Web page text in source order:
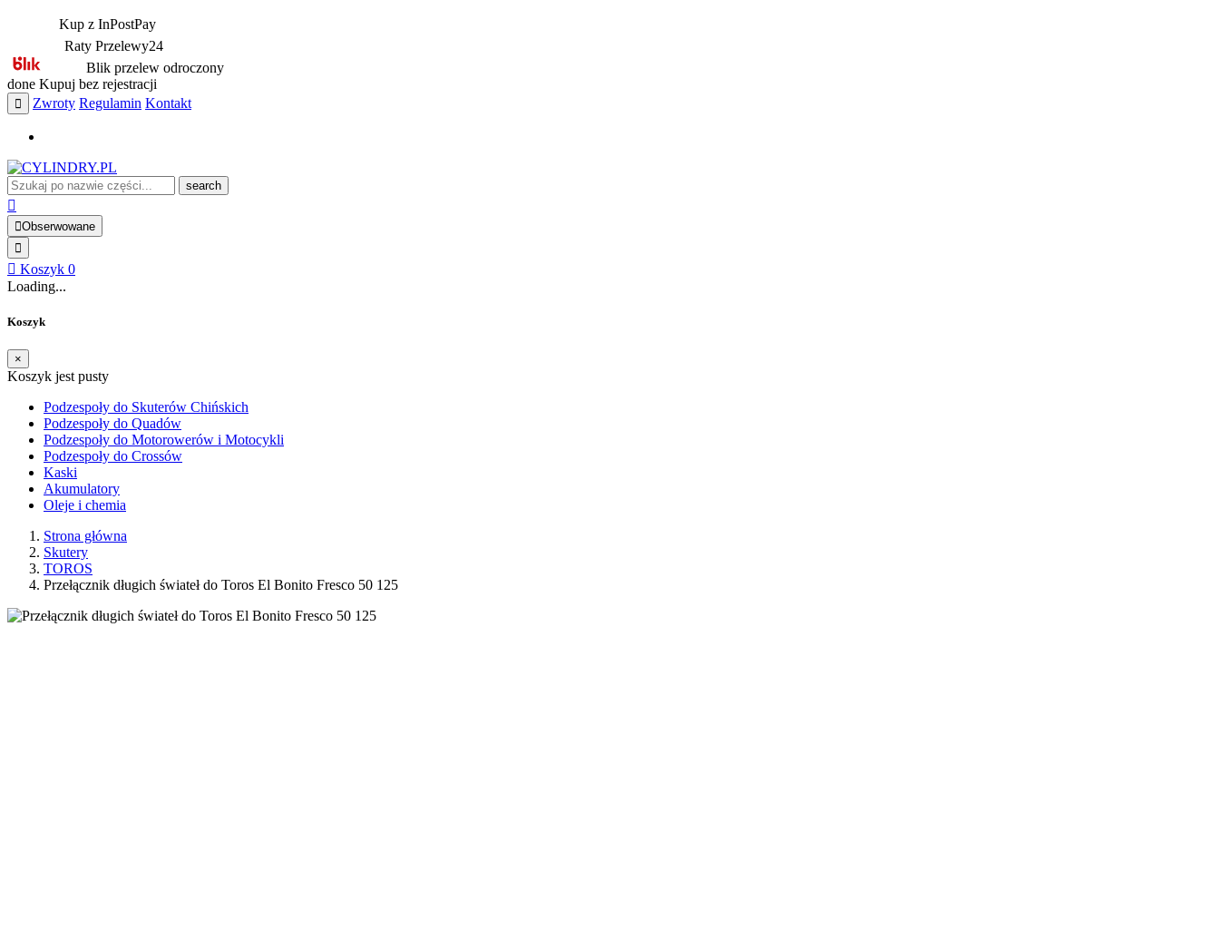
Kup z InPostPay
Raty Przelewy24
Blik przelew odroczony
done Kupuj bez rejestracji
Zwroty Regulamin Kontakt
search
Obserwowane
Koszyk 0
Loading...
Koszyk
×
Koszyk jest pusty
Podzespoły do Skuterów Chińskich
Podzespoły do Quadów
Podzespoły do Motorowerów i Motocykli
Podzespoły do Crossów
Kaski
Akumulatory
Oleje i chemia
Strona główna
Skutery
TOROS
Przełącznik długich świateł do Toros El Bonito Fresco 50 125